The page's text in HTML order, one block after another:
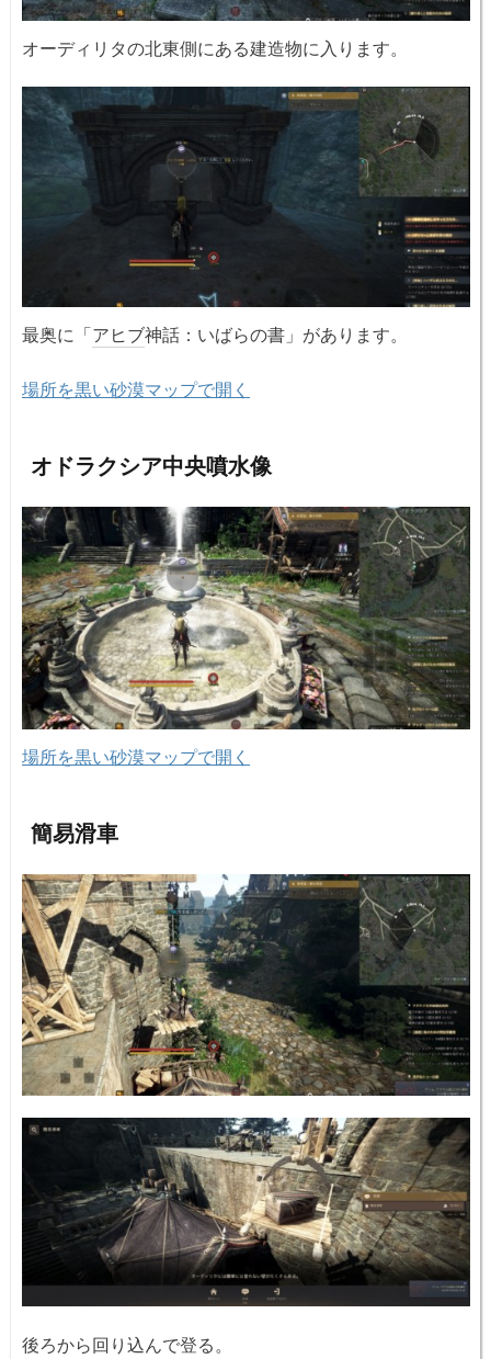
オーディリタの北東側にある建造物に入ります。
最奥に「アヒブ神話：いばらの書」があります。
場所を黒い砂漠マップで開く
オドラクシア中央噴水像
場所を黒い砂漠マップで開く
簡易滑車
後ろから回り込んで登る。